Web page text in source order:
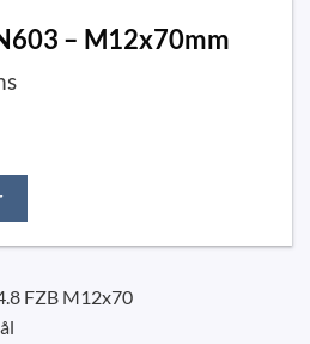
– M12x70mm
FZB M12x70